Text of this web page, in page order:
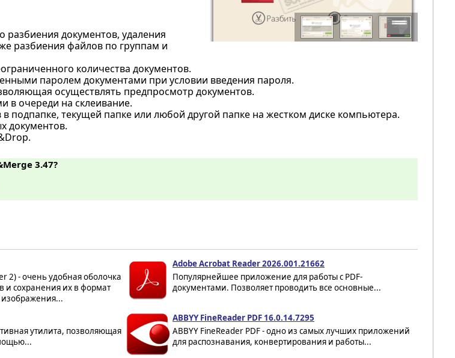
документов, удаления
разбиения файлов по группам и
количества документов.
паролем документами при условии введения пароля.
осуществлять предпросмотр документов.
в очереди на склеивание.
подпапке, текущей папке или любой другой папке на жестком диске компьютера.
документов.
3.47?
2) - очень удобная оболочка
и сохранения их в формат
изображения...
Adobe Acrobat Reader 2026.001.21662
Популярнейшее приложение для работы с PDF-
документами. Позволяет проводить все основные...
утилита, позволяющая
ABBYY FineReader PDF 16.0.14.7295
ABBYY FineReader PDF - одно из самых лучших приложений
для распознавания, конвертирования и работы...